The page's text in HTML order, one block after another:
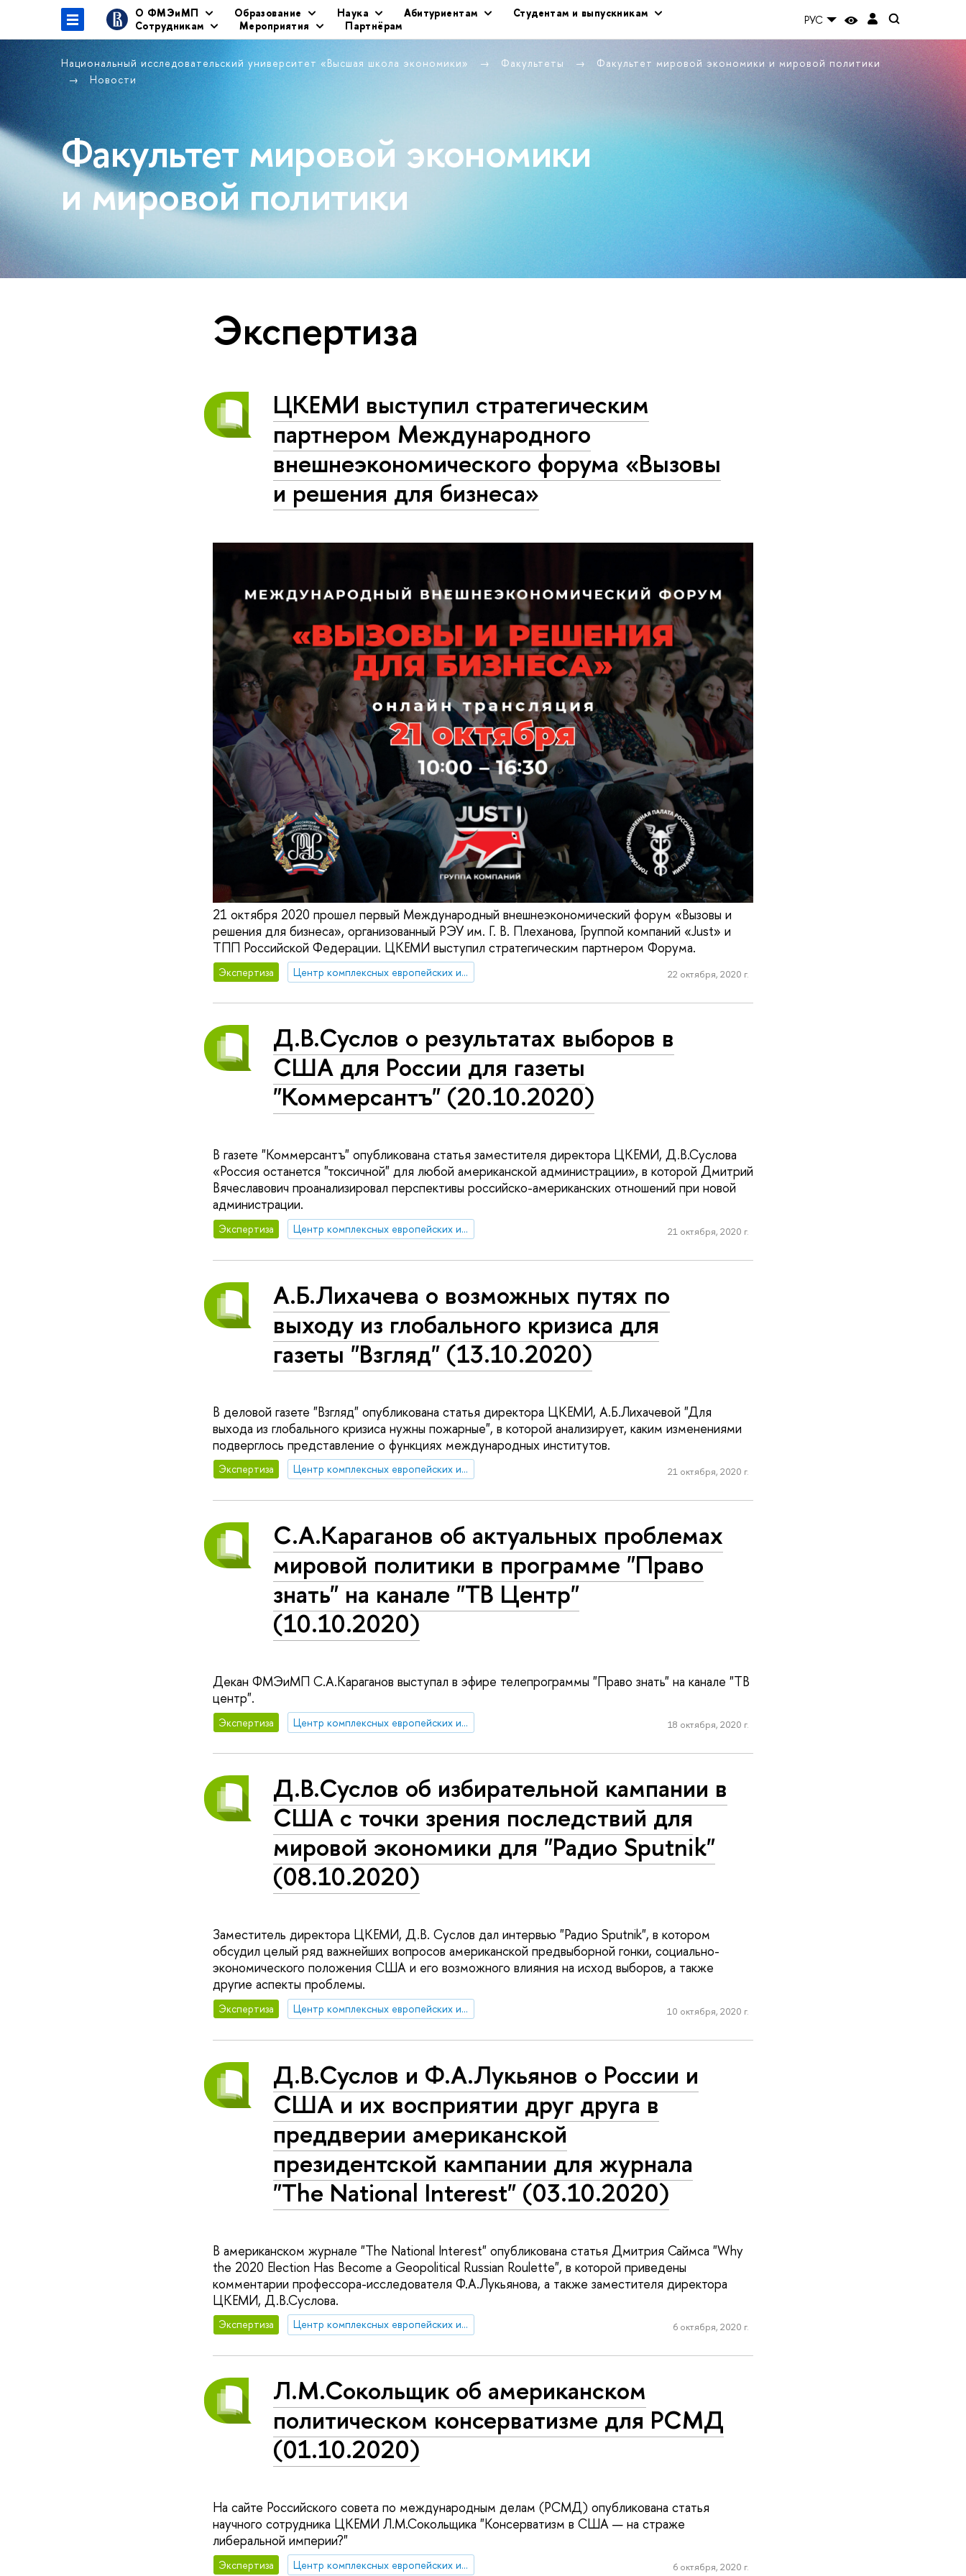
О ФМЭиМП Образование Наука Абитуриентам
Студентам и выпускникам
Сотрудникам
Мероприятия Партнёрам РУС
Национальный исследовательский университет «Высшая школа экономики» Факультеты
Факультет мировой экономики и мировой политики
Новости
Факультет мировой экономики
и мировой политики
Экспертиза
ЦКЕМИ выступил стратегическим
партнером Международного
внешнеэкономического форума «Вызовы
и решения для бизнеса»
21 октября 2020 прошел первый Международный внешнеэкономический форум «Вызовы и
решения для бизнеса», организованный РЭУ им. Г. В. Плеханова, Группой компаний «Just» и
ТПП Российской Федерации. ЦКЕМИ выступил стратегическим партнером Форума.
Экспертиза Центр комплексных европейских и международных исследований (ЦКЕМИ) 22 октября, 2020 г.
Д.В.Суслов о результатах выборов в
США для России для газеты
"Коммерсантъ" (20.10.2020)
В газете "Коммерсантъ" опубликована статья заместителя директора ЦКЕМИ, Д.В.Суслова
«Россия останется "токсичной" для любой американской администрации», в которой Дмитрий
Вячеславович проанализировал перспективы российско-американских отношений при новой
администрации.
Экспертиза Центр комплексных европейских и международных исследований (ЦКЕМИ) 21 октября, 2020 г.
А.Б.Лихачева о возможных путях по
выходу из глобального кризиса для
газеты "Взгляд" (13.10.2020)
В деловой газете "Взгляд" опубликована статья директора ЦКЕМИ, А.Б.Лихачевой "Для
выхода из глобального кризиса нужны пожарные", в которой анализирует, каким изменениями
подверглось представление о функциях международных институтов.
Экспертиза Центр комплексных европейских и международных исследований (ЦКЕМИ) 21 октября, 2020 г.
С.А.Караганов об актуальных проблемах
мировой политики в программе "Право
знать" на канале "ТВ Центр"
(10.10.2020)
Декан ФМЭиМП С.А.Караганов выступал в эфире телепрограммы "Право знать" на канале "ТВ
центр".
Экспертиза Центр комплексных европейских и международных исследований (ЦКЕМИ) 18 октября, 2020 г.
Д.В.Суслов об избирательной кампании в
США с точки зрения последствий для
мировой экономики для "Радио Sputnik"
(08.10.2020)
Заместитель директора ЦКЕМИ, Д.В. Суслов дал интервью "Радио Sputnik", в котором
обсудил целый ряд важнейших вопросов американской предвыборной гонки, социально-
экономического положения США и его возможного влияния на исход выборов, а также
другие аспекты проблемы.
Экспертиза Центр комплексных европейских и международных исследований (ЦКЕМИ) 10 октября, 2020 г.
Д.В.Суслов и Ф.А.Лукьянов о России и
США и их восприятии друг друга в
преддверии американской
президентской кампании для журнала
"The National Interest" (03.10.2020)
В американском журнале "The National Interest" опубликована статья Дмитрия Саймса "Why
the 2020 Election Has Become a Geopolitical Russian Roulette", в которой приведены
комментарии профессора-исследователя Ф.А.Лукьянова, а также заместителя директора
ЦКЕМИ, Д.В.Суслова.
Экспертиза Центр комплексных европейских и международных исследований (ЦКЕМИ) 6 октября, 2020 г.
Л.М.Сокольщик об американском
политическом консерватизме для РСМД
(01.10.2020)
На сайте Российского совета по международным делам (РСМД) опубликована статья
научного сотрудника ЦКЕМИ Л.М.Сокольщика "Консерватизм в США — на страже
либеральной империи?"
Экспертиза Центр комплексных европейских и международных исследований (ЦКЕМИ) 6 октября, 2020 г.